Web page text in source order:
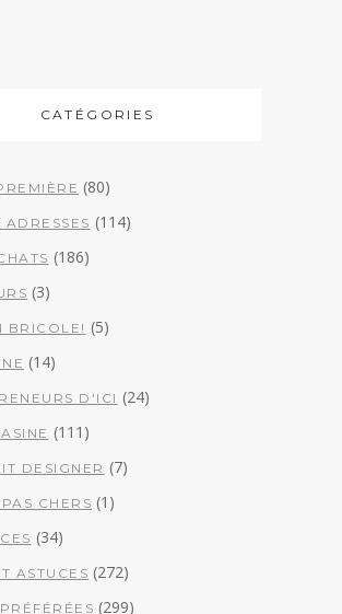
CATÉGORIES
(80)
ADRESSES (114)
(186)
(3)
BRICOLE! (5)
(14)
D'ICI (24)
(111)
DESIGNER (7)
CHERS (1)
(34)
ASTUCES (272)
(299)